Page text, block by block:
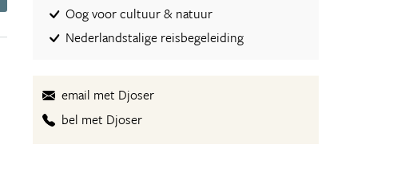
Oog voor cultuur & natuur
Nederlandstalige reisbegeleiding
email met Djoser
bel met Djoser